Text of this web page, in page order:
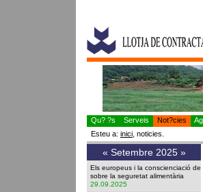
Qu? ?s Serveis Not?cies
Esteu a: inici , noticies.
« Setembre 2025 »
Els europeus i la conscienciació de
sobre la seguretat alimentària
29.09.2025